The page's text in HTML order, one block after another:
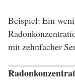
Beispiel: Ein
mit zehnfacher